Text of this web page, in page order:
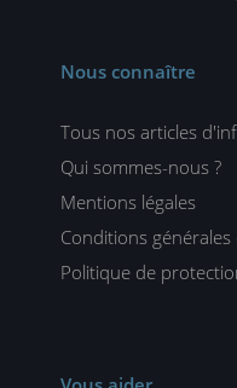
Nous connaître
Tous nos articles
Qui sommes-nous ?
Mentions légales
Conditions
Politique de